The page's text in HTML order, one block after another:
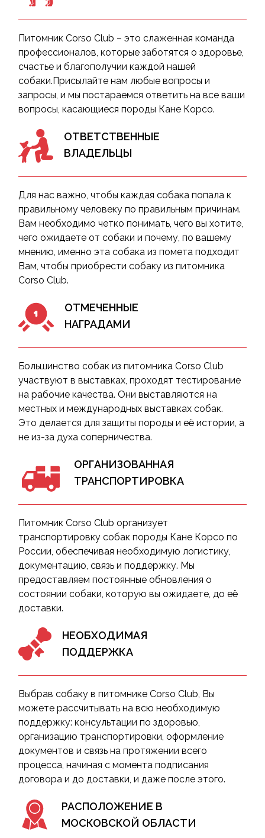
Питомник Corso Club – это слаженная команда
профессионалов, которые заботятся о здоровье,
счастье и благополучии каждой нашей
собаки.Присылайте нам любые вопросы и
запросы, и мы постараемся ответить на все ваши
вопросы, касающиеся породы Кане Корсо.
ОТВЕТСТВЕННЫЕ
ВЛАДЕЛЬЦЫ
Для нас важно, чтобы каждая собака попала к
правильному человеку по правильным причинам.
Вам необходимо четко понимать, чего вы хотите,
чего ожидаете от собаки и почему, по вашему
мнению, именно эта собака из помета подходит
Вам, чтобы приобрести собаку из питомника
Corso Club.
ОТМЕЧЕННЫЕ
НАГРАДАМИ
Большинство собак из питомника Corso Club
участвуют в выставках, проходят тестирование
на рабочие качества. Они выставляются на
местных и международных выставках собак.
Это делается для защиты породы и её истории, а
не из-за духа соперничества.
ОРГАНИЗОВАННАЯ
ТРАНСПОРТИРОВКА
Питомник Corso Club организует
транспортировку собак породы Кане Корсо по
России, обеспечивая необходимую логистику,
документацию, связь и поддержку. Мы
предоставляем постоянные обновления о
состоянии собаки, которую вы ожидаете, до её
доставки.
НЕОБХОДИМАЯ
ПОДДЕРЖКА
Выбрав собаку в питомнике Corso Club, Вы
можете рассчитывать на всю необходимую
поддержку: консультации по здоровью,
организацию транспортировки, оформление
документов и связь на протяжении всего
процесса, начиная с момента подписания
договора и до доставки, и даже после этого.
РАСПОЛОЖЕНИЕ В
МОСКОВСКОЙ ОБЛАСТИ